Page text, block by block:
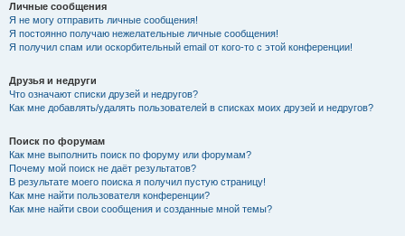
Личные сообщения
Я не могу отправить личные сообщения!
Я постоянно получаю нежелательные личные сообщения!
Я получил спам или оскорбительный email от кого-то с этой конференции!
Друзья и недруги
Что означают списки друзей и недругов?
Как мне добавлять/удалять пользователей в списках моих друзей и недругов?
Поиск по форумам
Как мне выполнить поиск по форуму или форумам?
Почему мой поиск не даёт результатов?
В результате моего поиска я получил пустую страницу!
Как мне найти пользователя конференции?
Как мне найти свои сообщения и созданные мной темы?